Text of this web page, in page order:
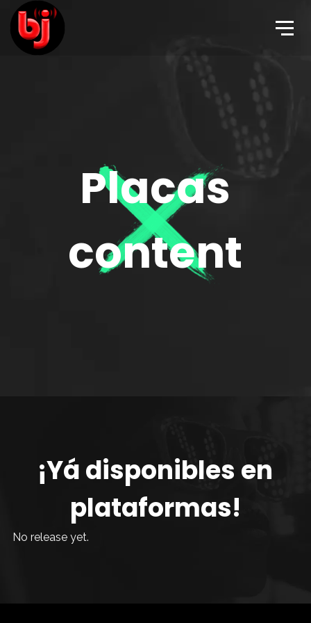
Placas
content
¡Yá disponibles en
plataformas!
No release yet.